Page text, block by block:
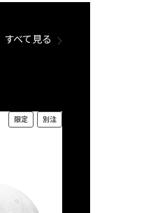
すべて見る
限定 別注